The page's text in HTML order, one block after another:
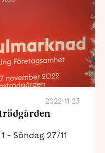
2022-11-23
- Söndag 27/11